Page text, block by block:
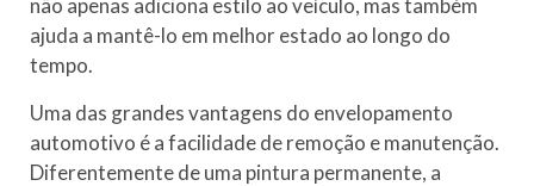
não apenas adiciona estilo ao veículo, mas também
ajuda a mantê-lo em melhor estado ao longo do
tempo.
Uma das grandes vantagens do envelopamento
automotivo é a facilidade de remoção e manutenção.
Diferentemente de uma pintura permanente, a